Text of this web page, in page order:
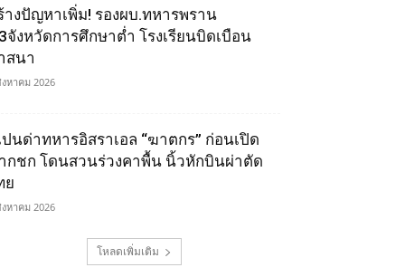
างปัญหาเพิ่ม! รองผบ.ทหารพราน
จังหวัดการศึกษาต่ำ โรงเรียนบิดเบือน
สนา
หาคม 2026
ปนด่าทหารอิสราเอล “ฆาตกร” ก่อนเปิด
กชก โดนสวนร่วงคาพื้น นิ้วหักบินผ่าตัด
ย
หาคม 2026
โหลดเพิ่มเติม